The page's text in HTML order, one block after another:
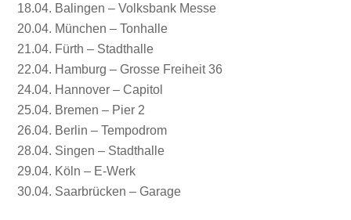
18.04. Balingen – Volksbank Messe
20.04. München – Tonhalle
21.04. Fürth – Stadthalle
22.04. Hamburg – Grosse Freiheit 36
24.04. Hannover – Capitol
25.04. Bremen – Pier 2
26.04. Berlin – Tempodrom
28.04. Singen – Stadthalle
29.04. Köln – E-Werk
30.04. Saarbrücken – Garage